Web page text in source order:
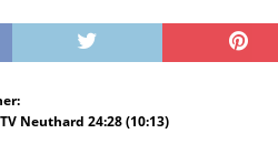
Neuthard 24:28 (10:13)